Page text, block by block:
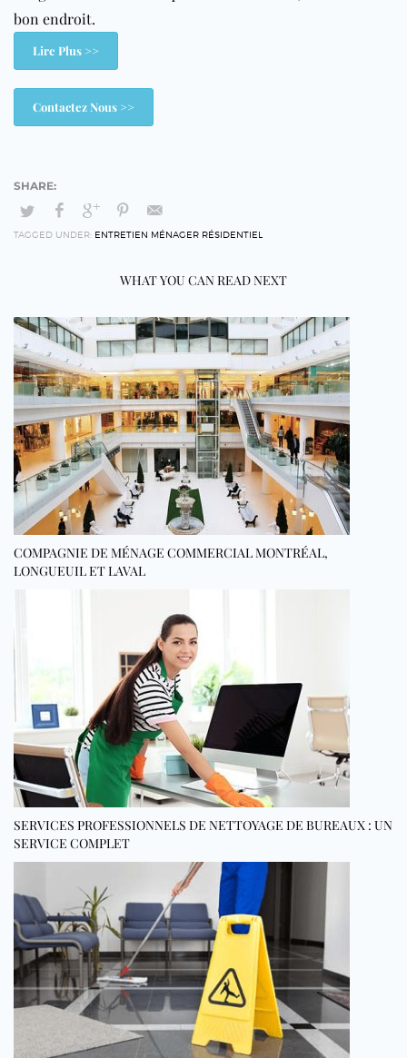
bon endroit.
Lire Plus >>
Contactez Nous >>
TAGGED UNDER: ENTRETIEN MÉNAGER RÉSIDENTIEL
WHAT YOU CAN READ NEXT
COMPAGNIE DE MÉNAGE COMMERCIAL MONTRÉAL,
LONGUEUIL ET LAVAL
SERVICES PROFESSIONNELS DE NETTOYAGE DE BUREAUX : UN
SERVICE COMPLET